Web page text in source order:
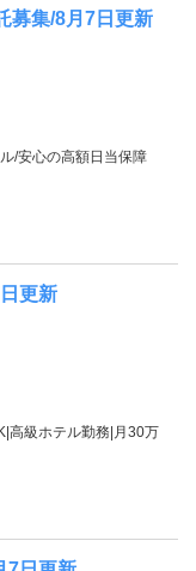
募集/8月7日更新
/安心の高額日当保障
更新
高級ホテル勤務|月30万